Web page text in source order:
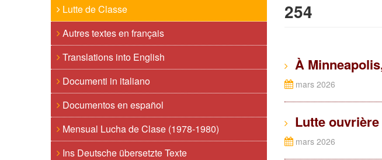
Lutte de Classe
Autres textes en français
Translations into English
Documenti in italiano
Documentos en español
Mensual Lucha de Clase (1978-1980)
Ins Deutsche übersetzte Texte
254
À
mars 2026
Lutte
mars 2026